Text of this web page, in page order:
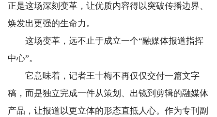
正是这场深刻变革，让优质内容得以突破传播边界、
焕发出更强的生命力。
这场变革，远不止于成立一个“融媒体报道指挥
中心”。
它意味着，记者王十梅不再仅仅交付一篇文字
稿，而是独立完成一件从策划、出镜到剪辑的融媒体
产品，让报道以更立体的形态直抵人心。作为专刊副